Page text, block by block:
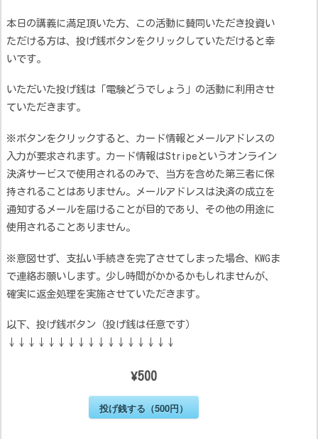
本日の講義に満足頂いた方、この活動に賛同いただき投資い
ただける方は、投げ銭ボタンをクリックしていただけると幸
いです。
いただいた投げ銭は「電験どうでしょう」の活動に利用させ
ていただきます。
※ボタンをクリックすると、カード情報とメールアドレスの
入力が要求されます。カード情報はStripeというオンライン
決済サービスで使用されるのみで、当方を含めた第三者に保
持されることはありません。メールアドレスは決済の成立を
通知するメールを届けることが目的であり、その他の用途に
使用されることありません。
※意図せず、支払い手続きを完了させてしまった場合、KWGま
で連絡お願いします。少し時間がかかるかもしれませんが、
確実に返金処理を実施させていただきます。
以下、投げ銭ボタン（投げ銭は任意です）
↓↓↓↓↓↓↓↓↓↓↓↓↓↓↓↓↓
¥500
投げ銭する（500円）